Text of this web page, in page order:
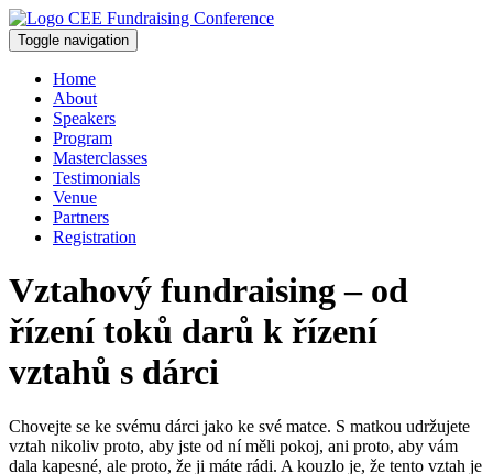
Toggle navigation
Home
About
Speakers
Program
Masterclasses
Testimonials
Venue
Partners
Registration
Vztahový fundraising – od
řízení toků darů k řízení
vztahů s dárci
Chovejte se ke svému dárci jako ke své matce. S matkou udržujete
vztah nikoliv proto, aby jste od ní měli pokoj, ani proto, aby vám
dala kapesné, ale proto, že ji máte rádi. A kouzlo je, že tento vztah je